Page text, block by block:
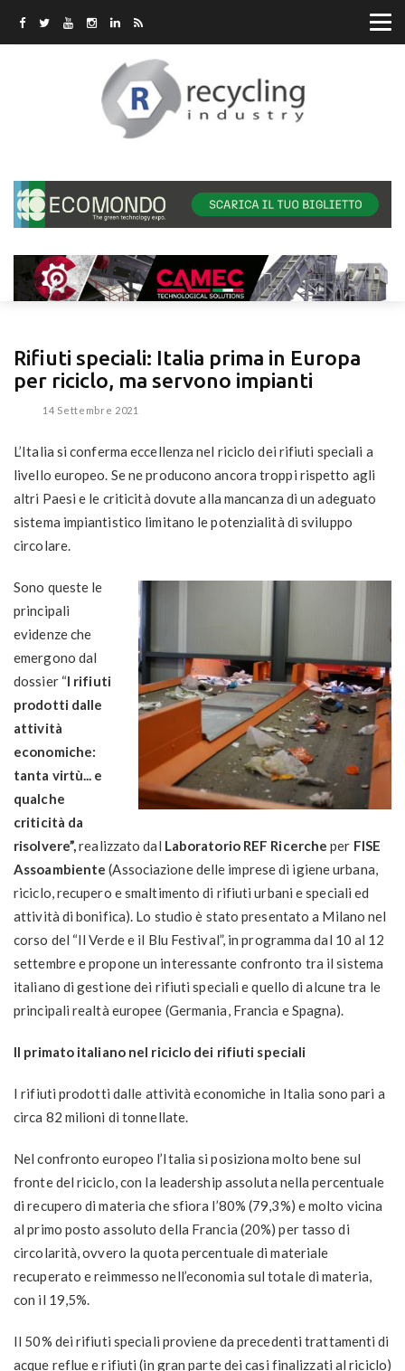
Rifiuti speciali: Italia prima in Europa
per riciclo, ma servono impianti
14 Settembre 2021
L’Italia si conferma eccellenza nel riciclo dei rifiuti speciali a
livello europeo. Se ne producono ancora troppi rispetto agli
altri Paesi e le criticità dovute alla mancanza di un adeguato
sistema impiantistico limitano le potenzialità di sviluppo
circolare.
Sono queste le
principali
evidenze che
emergono dal
dossier “I rifiuti
prodotti dalle
attività
economiche:
tanta virtù... e
qualche
criticità da
risolvere”,realizzato dal Laboratorio REF Ricerche per FISE
Assoambiente (Associazione delle imprese di igiene urbana,
riciclo, recupero e smaltimento di rifiuti urbani e speciali ed
attività di bonifica). Lo studio è stato presentato a Milano nel
corso del “Il Verde e il Blu Festival”, in programma dal 10 al 12
settembre e propone un interessante confronto tra il sistema
italiano di gestione dei rifiuti speciali e quello di alcune tra le
principali realtà europee (Germania, Francia e Spagna).
Il primato italiano nel riciclo dei rifiuti speciali
I rifiuti prodotti dalle attività economiche in Italia sono pari a
circa 82 milioni di tonnellate.
Nel confronto europeo l’Italia si posiziona molto bene sul
fronte del riciclo, con la leadership assoluta nella percentuale
di recupero di materia che sfiora l’80% (79,3%) e molto vicina
al primo posto assoluto della Francia (20%) per tasso di
circolarità, ovvero la quota percentuale di materiale
recuperato e reimmesso nell’economia sul totale di materia,
con il 19,5%.
Il 50% dei rifiuti speciali proviene da precedenti trattamenti di
acque reflue e rifiuti (in gran parte dei casi finalizzati al riciclo)